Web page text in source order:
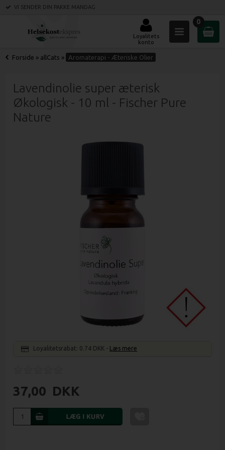
VI SENDER DIN PAKKE MANDAG
0
Loyalitets
konto
Forside » allCats » Aromaterapi - Æteriske Olier
Lavendinolie super æterisk
Økologisk - 10 ml - Fischer Pure
Nature
Loyalitetsrabat: 0.74 DKK - Læs mere
37,00 DKK